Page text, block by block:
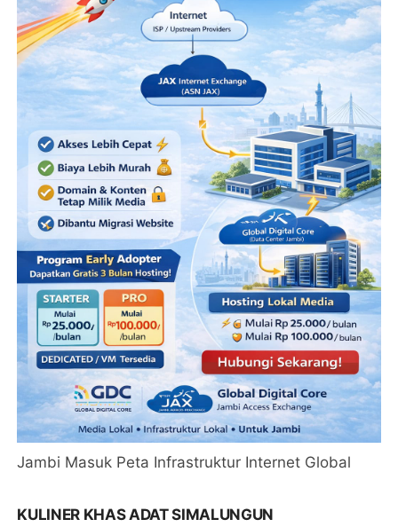
Jambi Masuk Peta Infrastruktur Internet Global
KULINER KHAS ADAT SIMALUNGUN